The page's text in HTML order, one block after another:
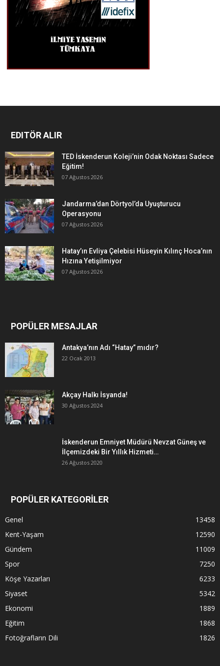
EDITÖR ALIR
TED İskenderun Koleji’nin Odak Noktası Sadece
Eğitim!
07 Ağustos 2026
Jandarma’dan Dörtyol’da Uyuşturucu
Operasyonu
07 Ağustos 2026
Hatay’ın Evliya Çelebisi Hüseyin Kılınç Hoca’nın
Hızına Yetişilmiyor
07 Ağustos 2026
POPÜLER MESAJLAR
Antakya’nın Adı “Hatay” mıdır?
22 Ocak 2013
Akçay Halkı İsyanda!
30 Ağustos 2024
İskenderun Emniyet Müdürü Nevzat Güneş ve
İlçemizdeki Bir Yıllık Hizmeti…
26 Ağustos 2020
POPÜLER KATEGORİLER
Genel
13458
Kent-Yaşam
12590
Gündem
11009
Spor
7250
Köşe Yazarları
6233
Siyaset
5342
Ekonomi
1889
Eğitim
1868
Fotoğrafların Dili
1826